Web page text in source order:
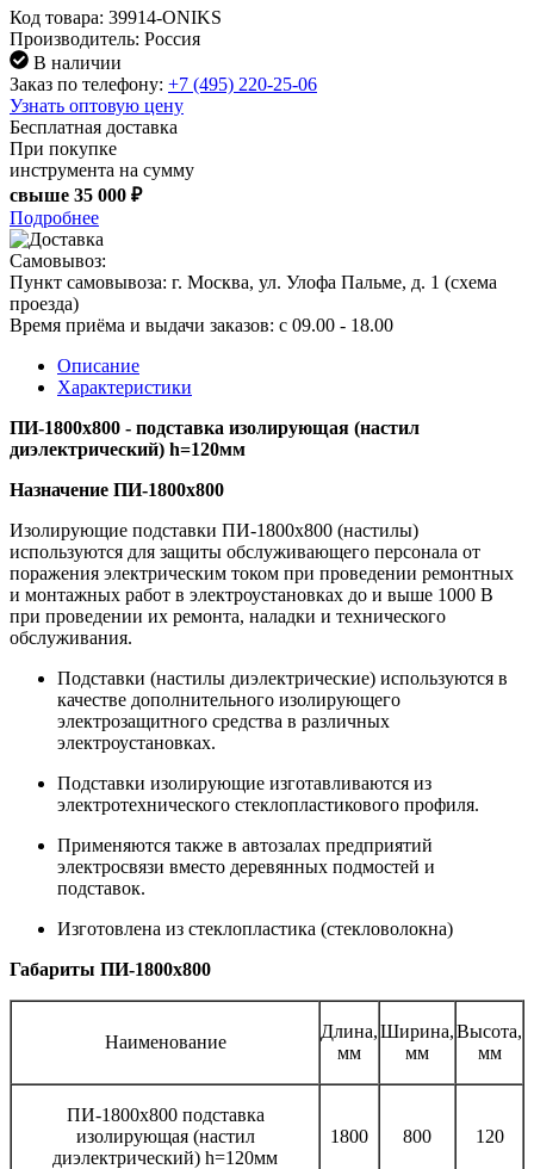
Код товара: 39914-ONIKS
Производитель: Россия
В наличии
Заказ по телефону: +7 (495) 220-25-06
Узнать оптовую цену
Бесплатная доставка
При покупке
инструмента на сумму
свыше 35 000 ₽
Подробнее
Самовывоз:
Пункт самовывоза: г. Москва, ул. Улофа Пальме, д. 1 (схема
проезда)
Время приёма и выдачи заказов: c 09.00 - 18.00
Описание
Характеристики
ПИ-1800x800 - подставка изолирующая (настил
диэлектрический) h=120мм
Назначение ПИ-1800x800
Изолирующие подставки ПИ-1800x800 (настилы)
используются для защиты обслуживающего персонала от
поражения электрическим током при проведении ремонтных
и монтажных работ в электроустановках до и выше 1000 В
при проведении их ремонта, наладки и технического
обслуживания.
Подставки (настилы диэлектрические) используются в
качестве дополнительного изолирующего
электрозащитного средства в различных
электроустановках.
Подставки изолирующие изготавливаются из
электротехнического стеклопластикового профиля.
Применяются также в автозалах предприятий
электросвязи вместо деревянных подмостей и
подставок.
Изготовлена из стеклопластика (стекловолокна)
Габариты ПИ-1800x800
Наименование
Длина,
мм
Ширина,
мм
Высота,
мм
ПИ-1800x800 подставка
изолирующая (настил
диэлектрический) h=120мм
1800 800 120